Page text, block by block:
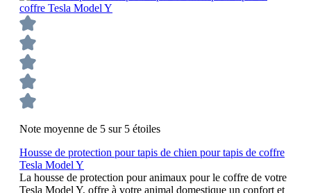
Note moyenne de 5 sur 5 étoiles
Housse de protection pour tapis de chien pour tapis de coffre
Tesla Model Y
La housse de protection pour animaux pour le coffre de votre
Tesla Model Y, offre à votre animal domestique un confort et